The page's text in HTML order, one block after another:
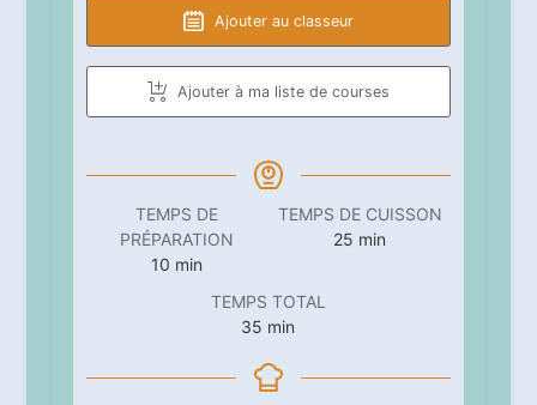
Ajouter au classeur
Ajouter à ma liste de courses
TEMPS DE
PRÉPARATION
10 minutes
min
TEMPS DE CUISSON
25 minutes
min
TEMPS TOTAL
35 minutes
min